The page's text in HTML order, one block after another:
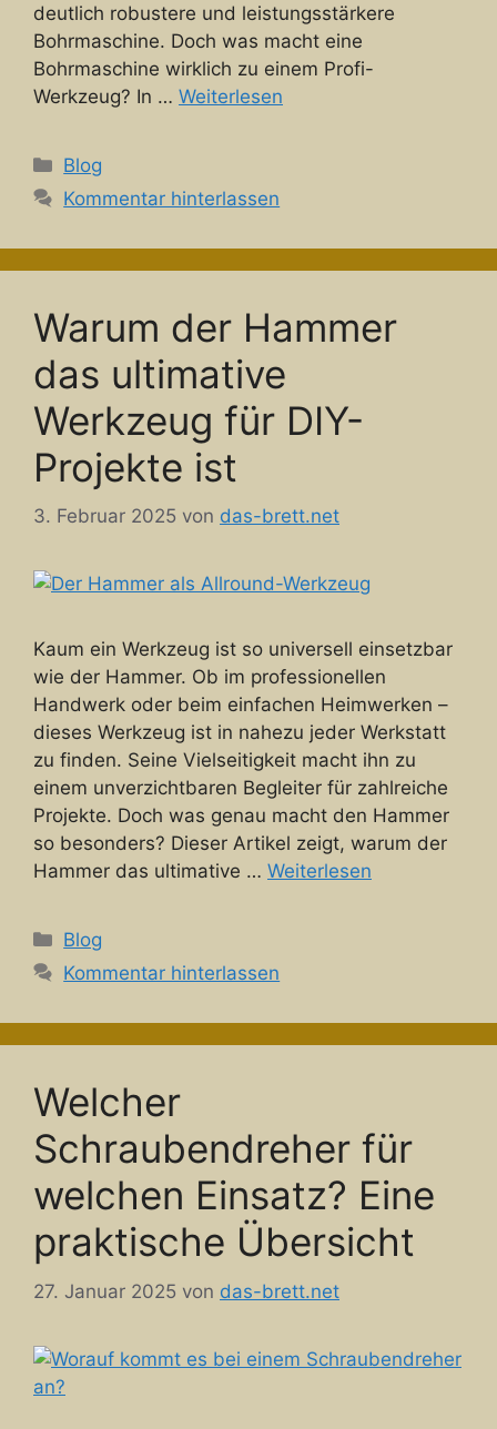
deutlich robustere und leistungsstärkere
Bohrmaschine. Doch was macht eine
Bohrmaschine wirklich zu einem Profi-
Werkzeug? In … Weiterlesen
Kategorien
Blog
Kommentar hinterlassen
Warum der Hammer
das ultimative
Werkzeug für DIY-
Projekte ist
3. Februar 2025 von das-brett.net
Kaum ein Werkzeug ist so universell einsetzbar
wie der Hammer. Ob im professionellen
Handwerk oder beim einfachen Heimwerken –
dieses Werkzeug ist in nahezu jeder Werkstatt
zu finden. Seine Vielseitigkeit macht ihn zu
einem unverzichtbaren Begleiter für zahlreiche
Projekte. Doch was genau macht den Hammer
so besonders? Dieser Artikel zeigt, warum der
Hammer das ultimative … Weiterlesen
Kategorien
Blog
Kommentar hinterlassen
Welcher
Schraubendreher für
welchen Einsatz? Eine
praktische Übersicht
27. Januar 2025 von das-brett.net